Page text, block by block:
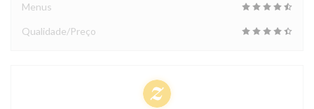
Menus
Qualidade/Preço